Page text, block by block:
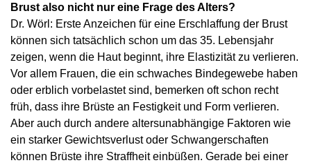
Brust also nicht nur eine Frage des Alters?
Dr. Wörl: Erste Anzeichen für eine Erschlaffung der Brust
können sich tatsächlich schon um das 35. Lebensjahr
zeigen, wenn die Haut beginnt, ihre Elastizität zu verlieren.
Vor allem Frauen, die ein schwaches Bindegewebe haben
oder erblich vorbelastet sind, bemerken oft schon recht
früh, dass ihre Brüste an Festigkeit und Form verlieren.
Aber auch durch andere altersunabhängige Faktoren wie
ein starker Gewichtsverlust oder Schwangerschaften
können Brüste ihre Straffheit einbüßen. Gerade bei einer